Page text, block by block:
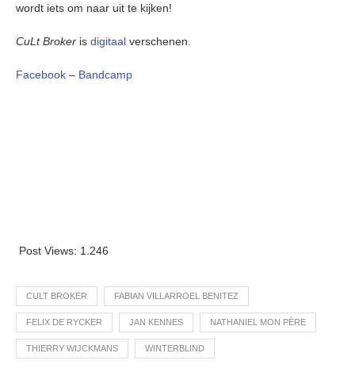
wordt iets om naar uit te kijken!
CuLt Broker is digitaal verschenen.
Facebook – Bandcamp
Post Views: 1.246
CULT BROKER FABIAN VILLARROEL BENITEZ
FELIX DE RYCKER JAN KENNES NATHANIEL MON PÈRE
THIERRY WIJCKMANS WINTERBLIND